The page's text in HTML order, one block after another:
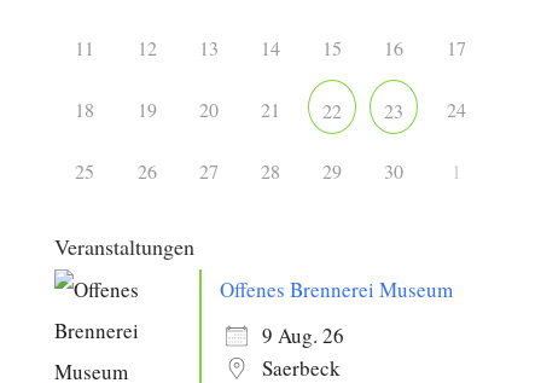
11 12 13 14 15 16 17
18 19 20 21 22 23 24
25 26 27 28 29 30 1
Veranstaltungen
Offenes Brennerei Museum
9 Aug. 26
Saerbeck